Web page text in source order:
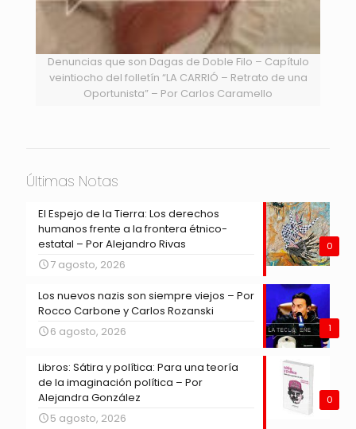
Denuncias que son Dagas de Doble Filo – Capítulo
veintiocho del folletín “LA CARRIÓ – Retrato de una
Oportunista” – Por Carlos Caramello
Últimas Notas
0
El Espejo de la Tierra: Los derechos
humanos frente a la frontera étnico-
estatal – Por Alejandro Rivas
7 agosto, 2026
1
Los nuevos nazis son siempre viejos – Por
Rocco Carbone y Carlos Rozanski
6 agosto, 2026
0
Libros: Sátira y política: Para una teoría
de la imaginación política – Por
Alejandra González
5 agosto, 2026